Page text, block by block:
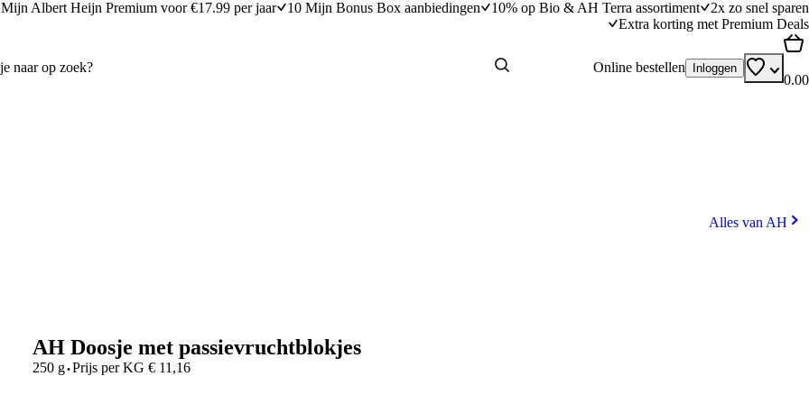
Mijn Albert Heijn Premium voor €17.99 per jaar 10 Mijn Bonus Box aanbiedingen 10% op Bio & AH Terra assortiment
2x zo snel sparen
Extra korting met Premium Deals
Online bestellen Inloggen
0.00
Alles van AH
AH Doosje met passievruchtblokjes
250 g·Prijs per KG € 11,16